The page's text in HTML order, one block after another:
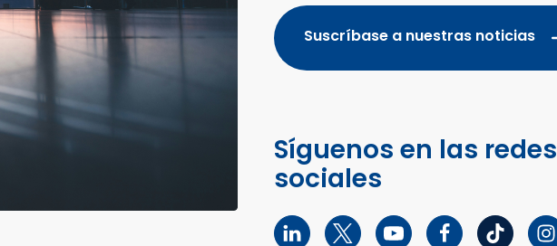
Suscríbase a nuestras noticias
Síguenos en las redes
sociales